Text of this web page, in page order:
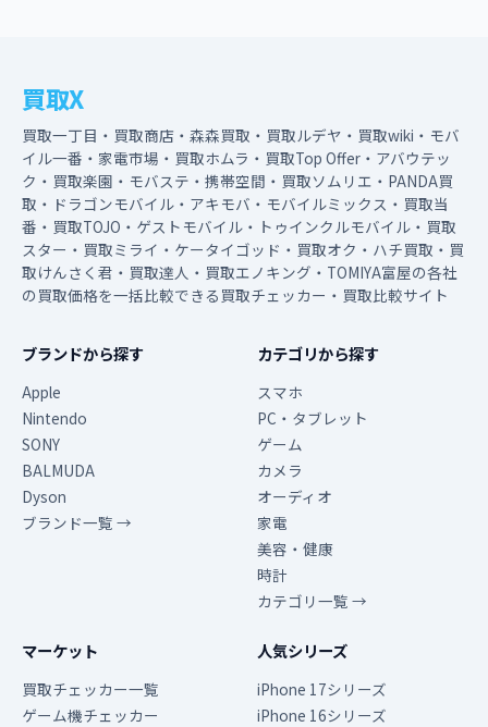
買取X
買取一丁目・買取商店・森森買取・買取ルデヤ・買取wiki・モバ
イル一番・家電市場・買取ホムラ・買取Top Offer・アバウテッ
ク・買取楽園・モバステ・携帯空間・買取ソムリエ・PANDA買
取・ドラゴンモバイル・アキモバ・モバイルミックス・買取当
番・買取TOJO・ゲストモバイル・トゥインクルモバイル・買取
スター・買取ミライ・ケータイゴッド・買取オク・ハチ買取・買
取けんさく君・買取達人・買取エノキング・TOMIYA富屋の各社
の買取価格を一括比較できる買取チェッカー・買取比較サイト
ブランドから探す
Apple
Nintendo
SONY
BALMUDA
Dyson
ブランド一覧 →
カテゴリから探す
スマホ
PC・タブレット
ゲーム
カメラ
オーディオ
家電
美容・健康
時計
カテゴリ一覧 →
マーケット
買取チェッカー一覧
ゲーム機チェッカー
人気シリーズ
iPhone 17シリーズ
iPhone 16シリーズ